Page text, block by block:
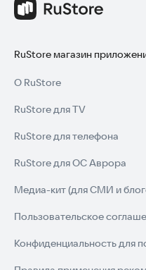
RuStore магазин
О RuStore
RuStore для TV
RuStore для телефона
RuStore для ОС Аврора
Медиа-кит (для СМИ и
Пользовательское
Конфиденциальность для